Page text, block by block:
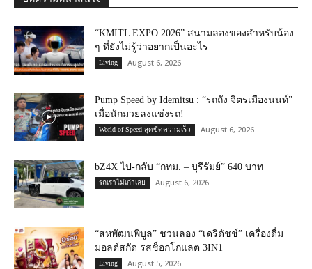
“KMITL EXPO 2026” สนามลองของสำหรับน้อง
ๆ ที่ยังไม่รู้ว่าอยากเป็นอะไร
Living August 6, 2026
Pump Speed by Idemitsu : “รถถัง จิตรเมืองนนท์”
เมื่อนักมวยลงแข่งรถ!
World of Speed สุดขีดความเร็ว August 6, 2026
bZ4X ไป-กลับ “กทม. – บุรีรัมย์” 640 บาท
รถเราไม่เก่าเลย August 6, 2026
“สหพัฒนพิบูล” ชวนลอง “เดริดัชช์” เครื่องดื่ม
มอลต์สกัด รสช็อกโกแลต 3IN1
Living August 5, 2026